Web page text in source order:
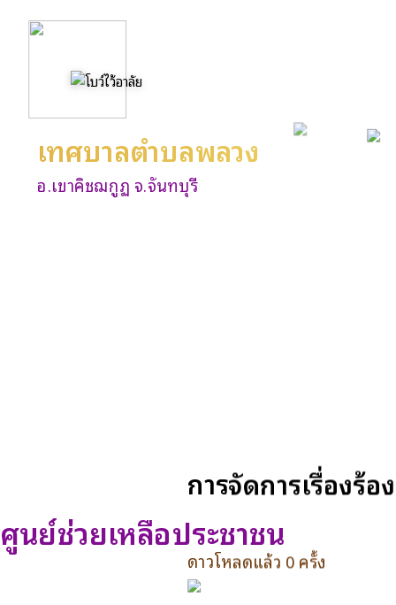
เทศบาลตำบลพลวง
อ.เขาคิชฌกูฏ จ.จันทบุรี
ศูนย์ช่วยเหลือประชาชน
การจัดการเรื่องร้
ดาวโหลดแล้ว 0 ครั้ง